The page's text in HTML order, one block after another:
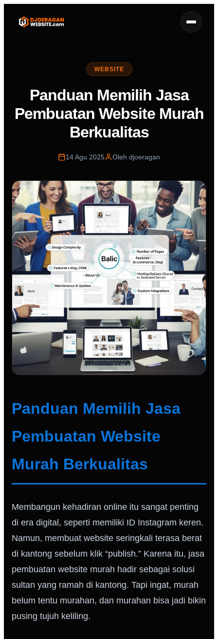
WEBSITE
Panduan Memilih Jasa
Pembuatan Website Murah
Berkualitas
14 Agu 2025 Oleh djoeragan
Panduan Memilih Jasa
Pembuatan Website
Murah Berkualitas
Membangun kehadiran online itu sangat penting
di era digital, seperti memiliki ID Instagram keren.
Namun, membuat website seringkali terasa berat
di kantong sebelum klik “publish.” Karena itu, jasa
pembuatan website murah hadir sebagai solusi
sultan yang ramah di kantong. Tapi ingat, murah
belum tentu murahan, dan murahan bisa jadi bikin
pusing tujuh keliling.